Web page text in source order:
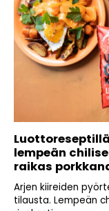
lempeän
raikas
Arjen kiireiden
tilausta. Lempeän